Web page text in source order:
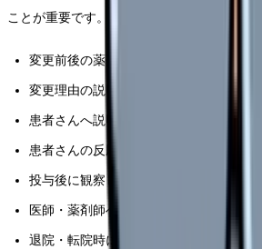
ことが重要です。
変更前後の薬剤名
変更理由の説明を受けた相手
患者さんへ説明した内容
患者さんの反応や不安
投与後に観察した症状
医師・薬剤師へ確認した内容
退院・転院時に引き継いだ内容